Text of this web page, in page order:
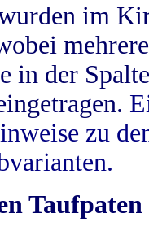
im
in der
zu
Taufpaten